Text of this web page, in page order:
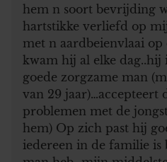
hem n soort bevrijding
hartstikke verliefd op
met n aardbeienvlaai op
kwam hij al elke dag..hij
goede zorgzame man
van 29 jaar)…accepteert
problemen met de
hem) Op zich past hij
iedereen in de familie